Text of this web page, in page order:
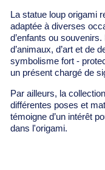
La statue loup origami
adaptée à diverses
d’enfants ou
d’animaux, d’art et de
symbolisme fort -
un présent chargé de
Par ailleurs, la
différentes poses et
témoigne d’un intérêt
dans l'origami.